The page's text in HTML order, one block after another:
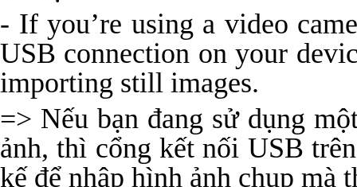
- If you’re using a video
USB connection on your
importing still images.
=> Nếu bạn đang sử dụng
ảnh, thì cổng kết nối USB
kế để nhập hình ảnh chụp mà